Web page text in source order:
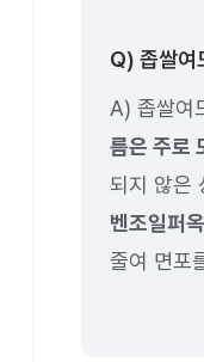
Q) 좁쌀여
A) 좁쌀여
름은 주로
되지 않은
벤조일퍼
줄여 면포